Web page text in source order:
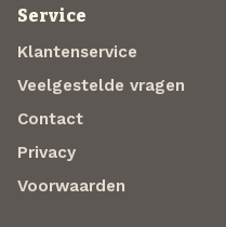
Service
Klantenservice
Veelgestelde vragen
Contact
Privacy
Voorwaarden